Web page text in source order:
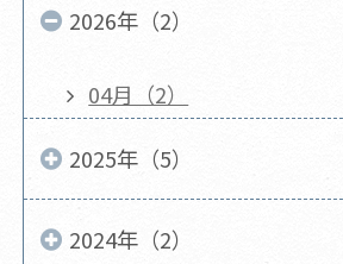
2026年（2）
04月（2）
2025年（5）
2024年（2）